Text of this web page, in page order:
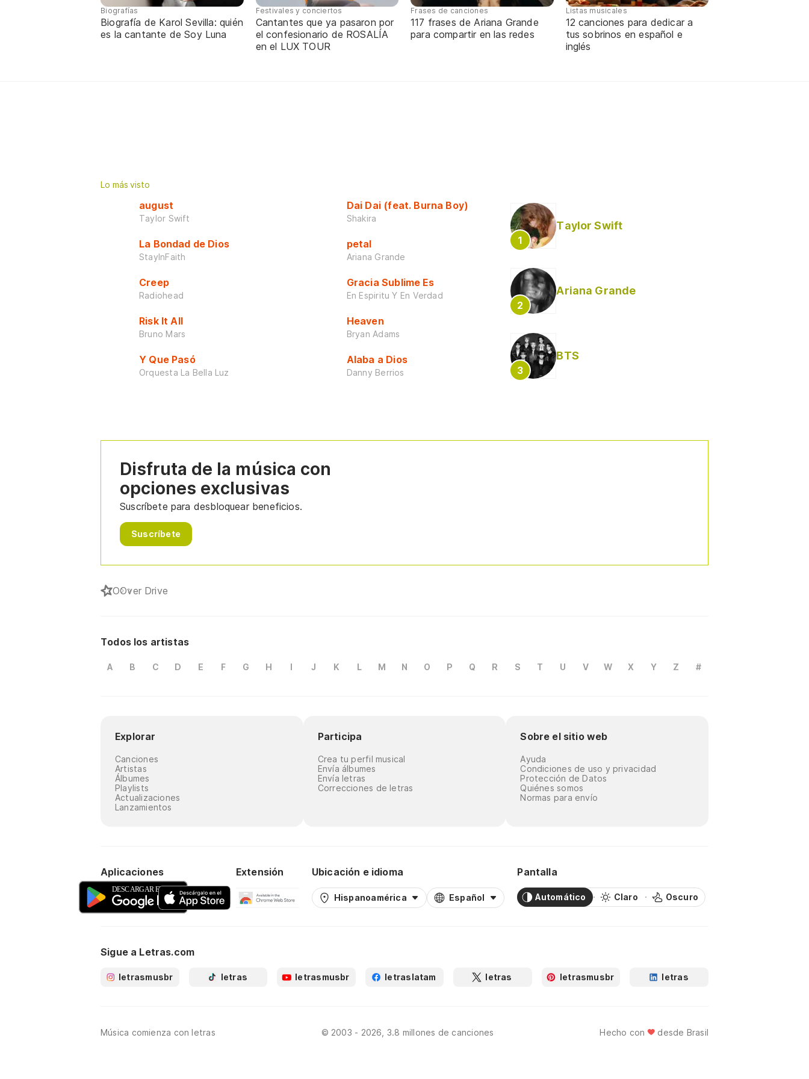
Biografías
Biografía de Karol Sevilla: quién
es la cantante de Soy Luna
Festivales y conciertos
Cantantes que ya pasaron por
el confesionario de ROSALÍA
en el LUX TOUR
Frases de canciones
117 frases de Ariana Grande
para compartir en las redes
Listas musicales
12 canciones para dedicar a
tus sobrinos en español e
inglés
Lo más visto
august
Taylor Swift
La Bondad de Dios
StayInFaith
Creep
Radiohead
Risk It All
Bruno Mars
Y Que Pasó
Orquesta La Bella Luz
Dai Dai (feat. Burna Boy)
Shakira
petal
Ariana Grande
Gracia Sublime Es
En Espiritu Y En Verdad
Heaven
Bryan Adams
Alaba a Dios
Danny Berrios
Taylor Swift
Ariana Grande
BTS
Disfruta de la música con
opciones exclusivas
Suscríbete para desbloquear beneficios.
Suscríbete
OOver Drive
Todos los artistas
A B C D E F G H I J K L M N O P Q R S T U V W X Y Z #
Explorar
Canciones
Artistas
Álbumes
Playlists
Actualizaciones
Lanzamientos
Participa
Crea tu perfil musical
Envía álbumes
Envía letras
Correcciones de letras
Sobre el sitio web
Ayuda
Condiciones de uso y privacidad
Protección de Datos
Quiénes somos
Normas para envío
Aplicaciones Extensión Ubicación e idioma
Hispanoamérica Español
Pantalla
Automático Claro Oscuro
Sigue a Letras.com
letrasmusbr letras letrasmusbr letraslatam letras letrasmusbr letras
Música comienza con letras © 2003 - 2026, 3.8 millones de canciones Hecho con desde Brasil